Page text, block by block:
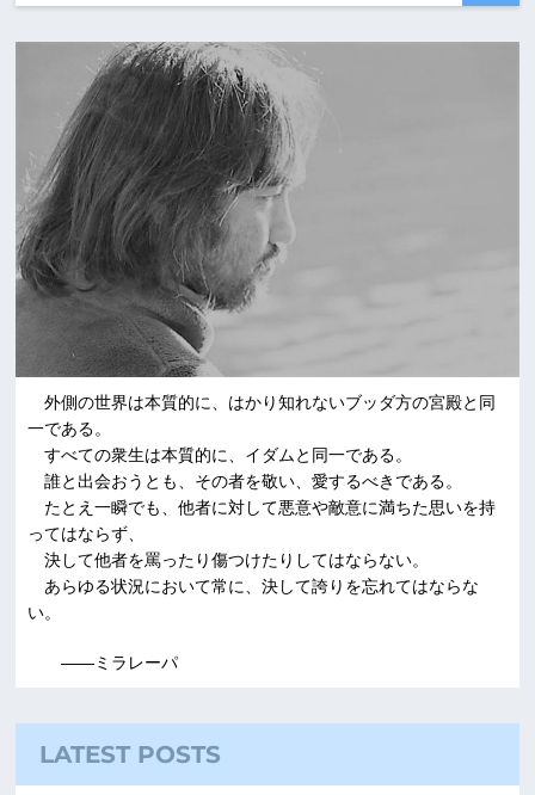
外側の世界は本質的に、はかり知れないブッダ方の宮殿と同
一である。
すべての衆生は本質的に、イダムと同一である。
誰と出会おうとも、その者を敬い、愛するべきである。
たとえ一瞬でも、他者に対して悪意や敵意に満ちた思いを持
ってはならず、
決して他者を罵ったり傷つけたりしてはならない。
あらゆる状況において常に、決して誇りを忘れてはならな
い。
――ミラレーパ
LATEST POSTS